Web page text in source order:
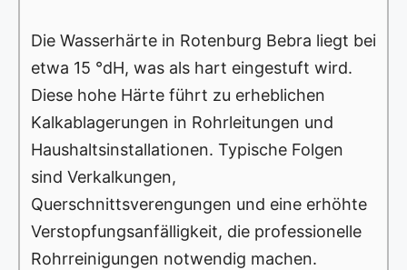
Die Wasserhärte in Rotenburg Bebra liegt bei
etwa 15 °dH, was als hart eingestuft wird.
Diese hohe Härte führt zu erheblichen
Kalkablagerungen in Rohrleitungen und
Haushaltsinstallationen. Typische Folgen
sind Verkalkungen,
Querschnittsverengungen und eine erhöhte
Verstopfungsanfälligkeit, die professionelle
Rohrreinigungen notwendig machen.